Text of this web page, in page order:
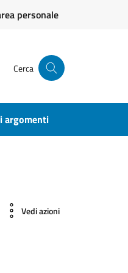
personale
Cerca
argomenti
Vedi azioni